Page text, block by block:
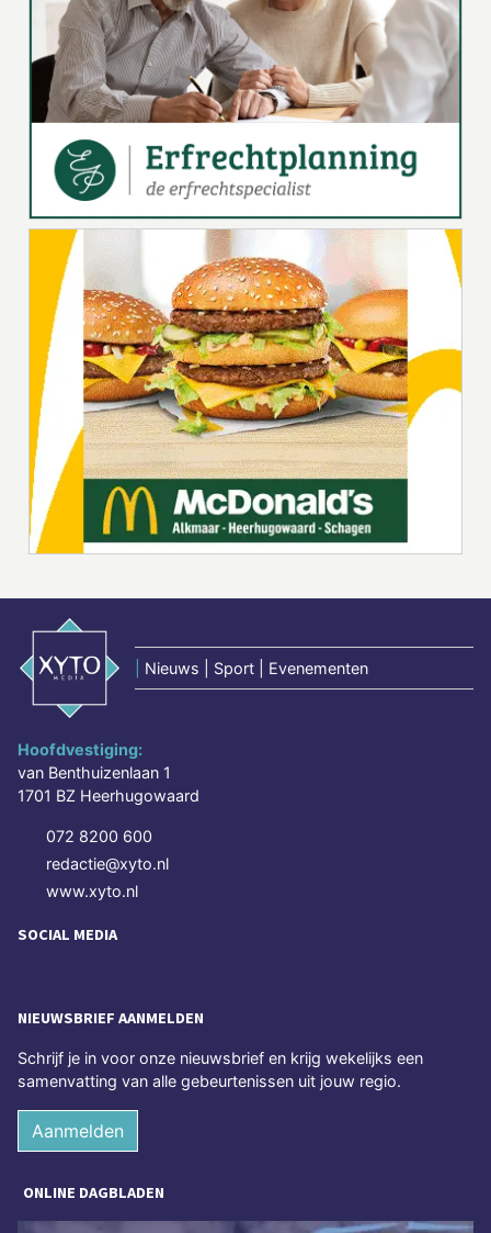
Nieuws | Sport | Evenementen
Hoofdvestiging:
van Benthuizenlaan 1
1701 BZ Heerhugowaard
072 8200 600
redactie@xyto.nl
www.xyto.nl
SOCIAL MEDIA
NIEUWSBRIEF AANMELDEN
Schrijf je in voor onze nieuwsbrief en krijg wekelijks een
samenvatting van alle gebeurtenissen uit jouw regio.
Aanmelden
ONLINE DAGBLADEN